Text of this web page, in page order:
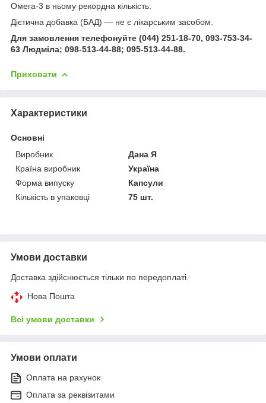
Омега-3 в ньому рекордна кількість.
Дієтична добавка (БАД) — не є лікарським засобом.
Для замовлення телефонуйте (044) 251-18-70, 093-753-34-
63 Людміла; 098-513-44-88; 095-513-44-88.
Приховати
Характеристики
Основні
Виробник
Дана Я
Країна виробник
Україна
Форма випуску
Капсули
Кількість в упаковці
75 шт.
Умови доставки
Доставка здійснюється тільки по передоплаті.
Нова Пошта
Всі умови доставки
Умови оплати
Оплата на рахунок
Оплата за реквізитами